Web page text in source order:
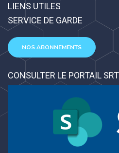
LIENS UTILES
SERVICE DE GARDE
NOS ABONNEMENTS
CONSULTER LE PORTAIL